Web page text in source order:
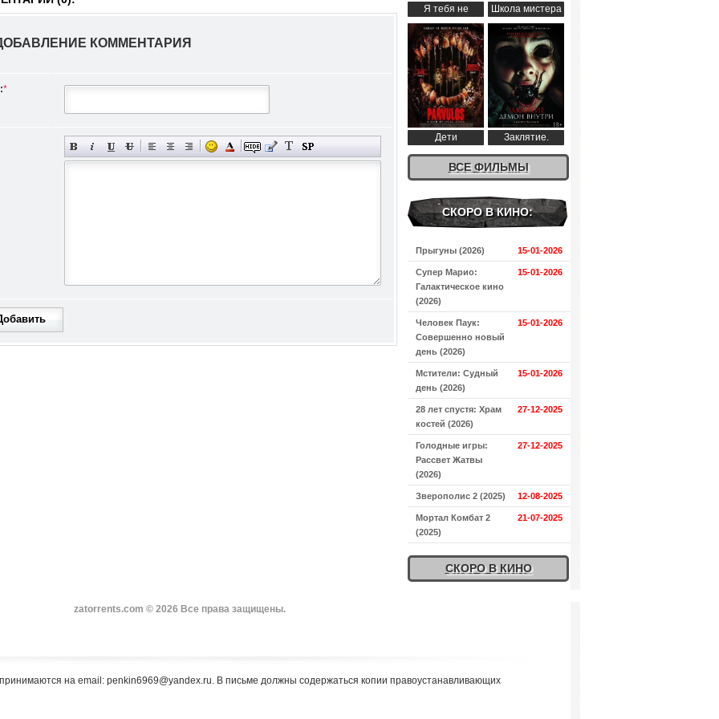
КОММЕНТАРИЯ
*
Я тебя не
понимаю (2024)
Школа мистера
Пингвина (2024)
Дети
апокалипсиса
(2024)
Заклятие.
Демон внутри
(2024)
ВСЕ ФИЛЬМЫ
СКОРО В КИНО:
Прыгуны (2026) 15-01-2026
Супер Марио:
Галактическое кино
(2026)
15-01-2026
Человек Паук:
Совершенно новый
день (2026)
15-01-2026
Мстители: Судный
день (2026)
15-01-2026
28 лет спустя: Храм
костей (2026)
27-12-2025
Голодные игры:
Рассвет Жатвы
(2026)
27-12-2025
Зверополис 2 (2025) 12-08-2025
Мортал Комбат 2
(2025)
21-07-2025
СКОРО В КИНО
zatorrents.com © 2026 Все права защищены.
на email: penkin6969@yandex.ru. В письме должны содержаться копии правоустанавливающих